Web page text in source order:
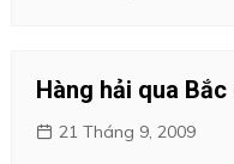
Hàng hải qua
21 Tháng 9, 2009